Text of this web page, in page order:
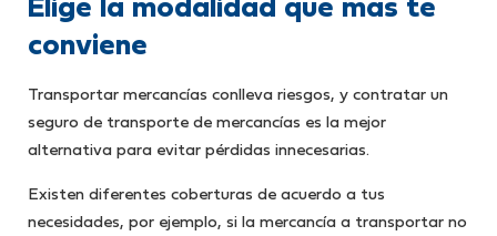
Elige la modalidad que más te
conviene
Transportar mercancías conlleva riesgos, y contratar un
seguro de transporte de mercancías es la mejor
alternativa para evitar pérdidas innecesarias.
Existen diferentes coberturas de acuerdo a tus
necesidades, por ejemplo, si la mercancía a transportar no